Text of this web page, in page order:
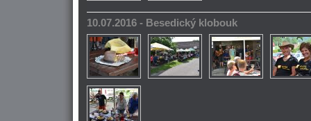
10.07.2016 - Besedický klobouk